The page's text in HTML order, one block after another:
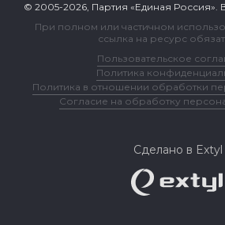
© 2005-2026, Партия «Единая
При полном или частичном
ссылка на ресурс
Пользовательское
Политика
Политика в отношении обработки
Согласие на обработку
Сделано в Extyl